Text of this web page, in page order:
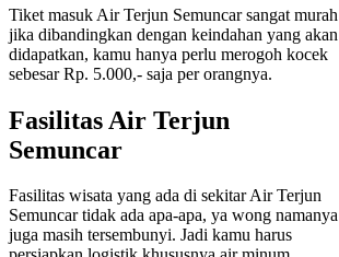
Tiket masuk Air Terjun Semuncar sangat murah
jika dibandingkan dengan keindahan yang akan
didapatkan, kamu hanya perlu merogoh kocek
sebesar Rp. 5.000,- saja per orangnya.
Fasilitas Air Terjun
Semuncar
Fasilitas wisata yang ada di sekitar Air Terjun
Semuncar tidak ada apa-apa, ya wong namanya
juga masih tersembunyi. Jadi kamu harus